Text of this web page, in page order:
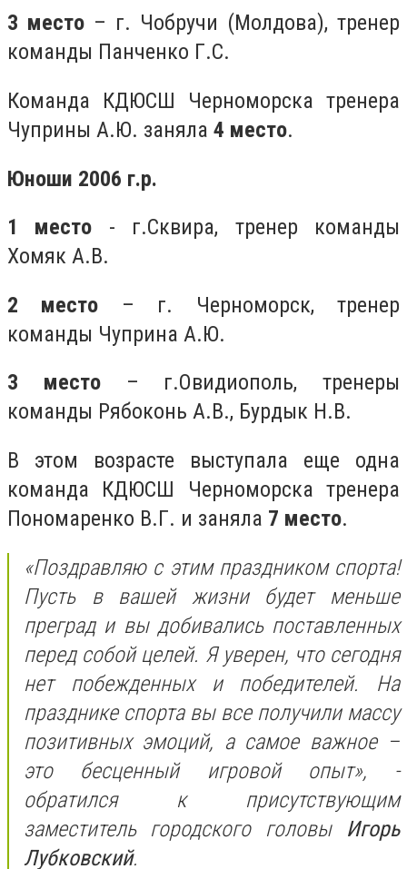
3 место – г. Чобручи (Молдова), тренер
команды Панченко Г.С.
Команда КДЮСШ Черноморска тренера
Чуприны А.Ю. заняла 4 место.
Юноши 2006 г.р.
1 место - г.Сквира, тренер команды
Хомяк А.В.
2 место – г. Черноморск, тренер
команды Чуприна А.Ю.
3 место– г.Овидиополь, тренеры
команды Рябоконь А.В., Бурдык Н.В.
В этом возрасте выступала еще одна
команда КДЮСШ Черноморска тренера
Пономаренко В.Г. и заняла 7 место.
«Поздравляю с этим праздником спорта!
Пусть в вашей жизни будет меньше
преград и вы добивались поставленных
перед собой целей. Я уверен, что сегодня
нет побежденных и победителей. На
празднике спорта вы все получили массу
позитивных эмоций, а самое важное –
это бесценный игровой опыт», -
обратился к присутствующим
заместитель городского головыИгорь
Лубковский.